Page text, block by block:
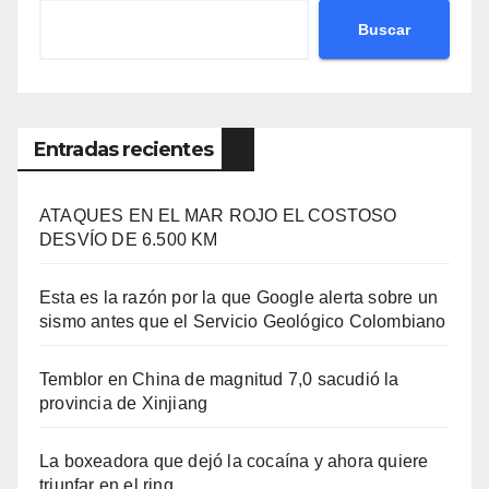
Buscar
Entradas recientes
ATAQUES EN EL MAR ROJO EL COSTOSO
DESVÍO DE 6.500 KM
Esta es la razón por la que Google alerta sobre un
sismo antes que el Servicio Geológico Colombiano
Temblor en China de magnitud 7,0 sacudió la
provincia de Xinjiang
La boxeadora que dejó la cocaína y ahora quiere